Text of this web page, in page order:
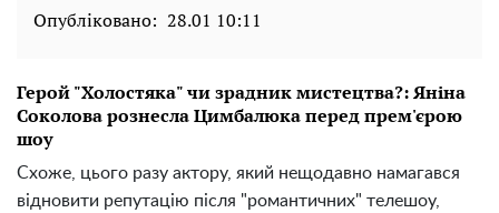
Опубліковано: 28.01 10:11
Герой "Холостяка" чи зрадник мистецтва?: Яніна
Соколова рознесла Цимбалюка перед прем'єрою
шоу
Схоже, цього разу актору, який нещодавно намагався
відновити репутацію після "романтичних" телешоу,